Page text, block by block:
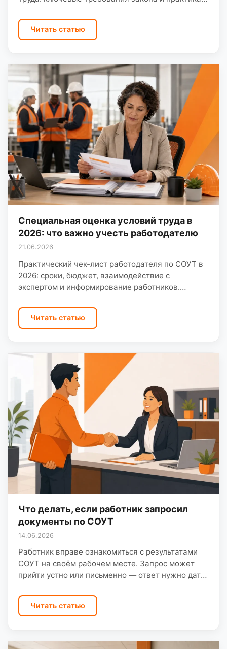
Саратовской области.…
Читать статью
Специальная оценка условий труда в
2026: что важно учесть работодателю
21.06.2026
Практический чек-лист работодателя по СОУТ в
2026: сроки, бюджет, взаимодействие с
экспертом и информирование работников.
требования закона и практика ООО «Санэк» при
работе…
Читать статью
Что делать, если работник запросил
документы по СОУТ
14.06.2026
Работник вправе ознакомиться с результатами
СОУТ на своём рабочем месте. Запрос может
прийти устно или письменно — ответ нужно дать
ГИТ.…
Читать статью